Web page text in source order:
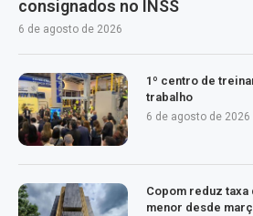
consignados no INSS
6 de agosto de 2026
1º centro de
trabalho
6 de agosto de 2026
Copom reduz taxa
menor desde